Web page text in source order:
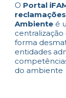
O Portal
Ambiente é
forma
entidades
do ambiente